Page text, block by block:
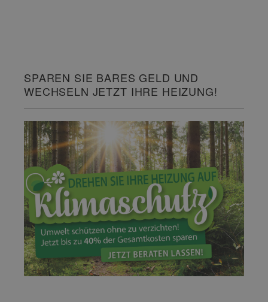
SPAREN SIE BARES GELD UND
WECHSELN JETZT IHRE HEIZUNG!